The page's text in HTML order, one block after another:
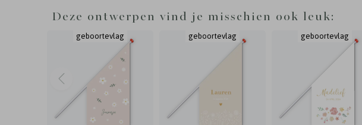
niet mogelijk op de vlaggen.
Deze ontwerpen vind je misschien ook leuk:
geboortevlag geboortevlag geboortevlag